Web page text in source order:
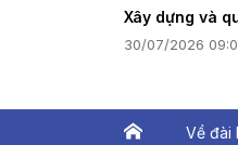
Xây dựng và
30/07/2026
Về đài